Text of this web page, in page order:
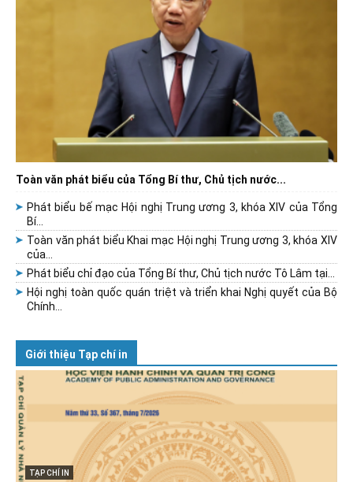
Toàn văn phát biểu của Tổng Bí thư, Chủ tịch nước...
Phát biểu bế mạc Hội nghị Trung ương 3, khóa XIV của Tổng
Bí...
Toàn văn phát biểu Khai mạc Hội nghị Trung ương 3, khóa XIV
của...
Phát biểu chỉ đạo của Tổng Bí thư, Chủ tịch nước Tô Lâm tại...
Hội nghị toàn quốc quán triệt và triển khai Nghị quyết của Bộ
Chính...
Giới thiệu Tạp chí in
TẠP CHÍ IN